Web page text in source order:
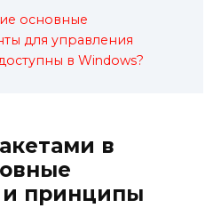
основные
для управления
в Windows?
в
принципы